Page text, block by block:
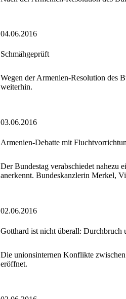
04.06.2016
Schmähgeprüft
Wegen der Armenien-Resolution des
weiterhin.
03.06.2016
Armenien-Debatte mit
Der Bundestag verabschiedet nahezu
anerkennt. Bundeskanzlerin Merkel,
02.06.2016
Gotthard ist nicht überall: Durchbruch
Die unionsinternen Konflikte
eröffnet.